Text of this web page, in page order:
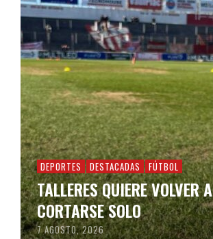
DEPORTES DESTACADAS FÚTBOL
TALLERES QUIERE VOLVER A
CORTARSE SOLO
7 AGOSTO, 2026